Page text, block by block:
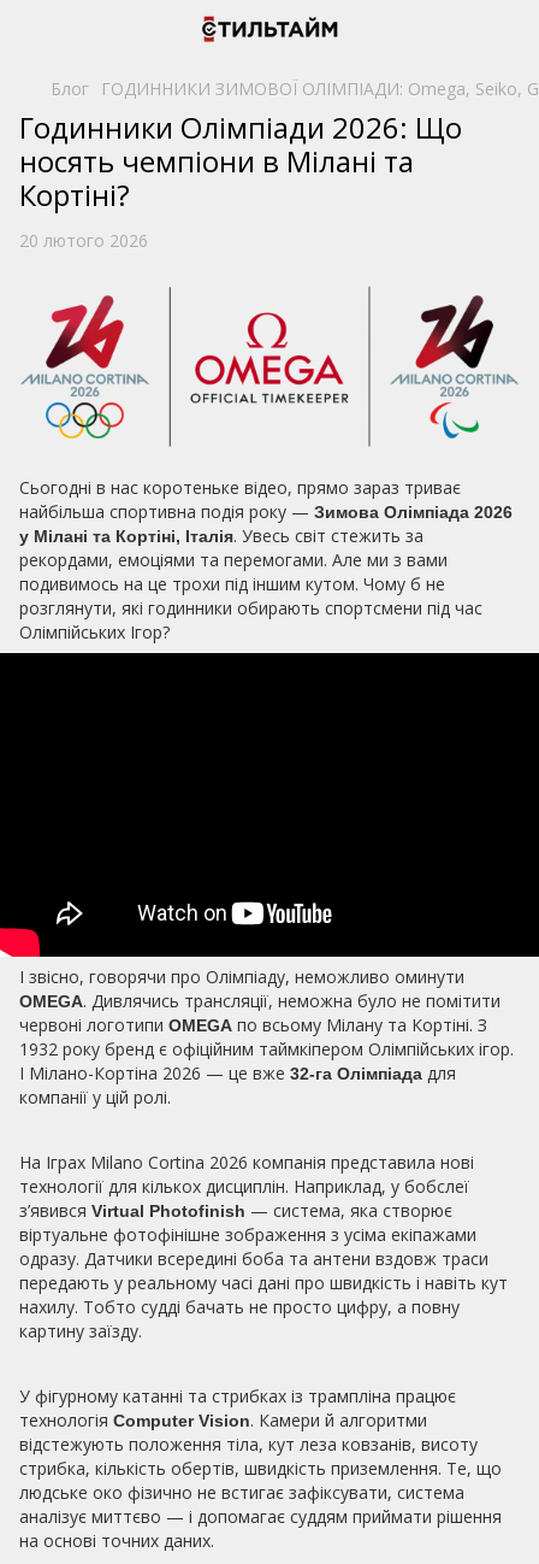
Блог ГОДИННИКИ ЗИМОВОЇ ОЛІМПІАДИ: Omega, Seiko,
Годинники Олімпіади 2026: Що
носять чемпіони в Мілані та
Кортіні?
20 лютого 2026
Сьогодні в нас коротеньке відео, прямо зараз триває
найбільша спортивна подія року — Зимова Олімпіада 2026
у Мілані та Кортіні, Італія. Увесь світ стежить за
рекордами, емоціями та перемогами. Але ми з вами
подивимось на це трохи під іншим кутом. Чому б не
розглянути, які годинники обирають спортсмени під час
Олімпійських Ігор?
І звісно, говорячи про Олімпіаду, неможливо оминути
OMEGA. Дивлячись трансляції, неможна було не помітити
червоні логотипи OMEGA по всьому Мілану та Кортіні. З
1932 року бренд є офіційним таймкіпером Олімпійських ігор.
І Мілано-Кортіна 2026 — це вже 32-га Олімпіада для
компанії у цій ролі.
На Іграх Milano Cortina 2026 компанія представила нові
технології для кількох дисциплін. Наприклад, у бобслеї
з’явився Virtual Photofinish — система, яка створює
віртуальне фотофінішне зображення з усіма екіпажами
одразу. Датчики всередині боба та антени вздовж траси
передають у реальному часі дані про швидкість і навіть кут
нахилу. Тобто судді бачать не просто цифру, а повну
картину заїзду.
У фігурному катанні та стрибках із трампліна працює
технологія Computer Vision. Камери й алгоритми
відстежують положення тіла, кут леза ковзанів, висоту
стрибка, кількість обертів, швидкість приземлення. Те, що
людське око фізично не встигає зафіксувати, система
аналізує миттєво — і допомагає суддям приймати рішення
на основі точних даних.